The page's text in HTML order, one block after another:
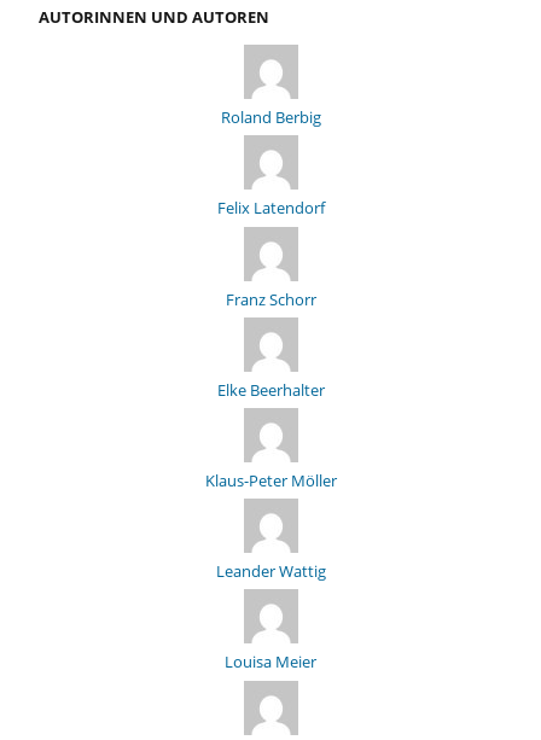
AUTORINNEN UND AUTOREN
Roland Berbig
Felix Latendorf
Franz Schorr
Elke Beerhalter
Klaus-Peter Möller
Leander Wattig
Louisa Meier